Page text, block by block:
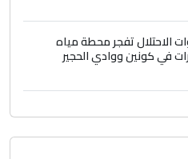
الاحتلال تفجر محطة مياه
في كونين ووادي الحجير